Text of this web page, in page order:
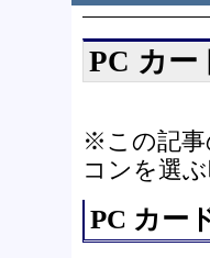
PC カー
※この記事
コンを選
PC カー